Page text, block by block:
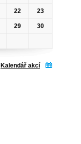
22 23
29 30
Kalendář akcí